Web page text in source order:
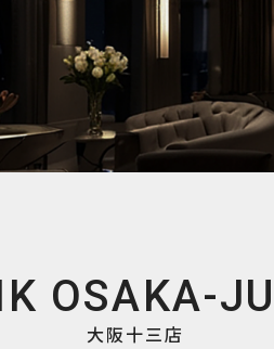
OSAKA-
大阪十三店